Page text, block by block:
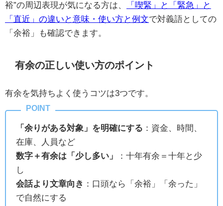
裕”の周辺表現が気になる方は、
「喫緊」と「緊急」と
「直近」の違いと意味・使い方と例文で対義語としての
「余裕」も確認できます。
有余の正しい使い方のポイント
有余を気持ちよく使うコツは3つです。
「余りがある対象」を明確にする ：資金、時間、
在庫、人員など
数字＋有余は「少し多い」
：十年有余＝十年と少
し
会話より文章向き ：口頭なら「余裕」「余った」
で自然にする